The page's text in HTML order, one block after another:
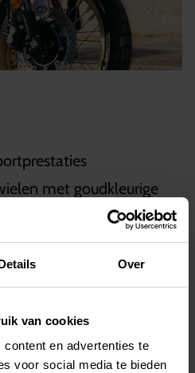
Over
van cookies
en advertenties te
voor social media te bieden
met goudkleurige
grootse prestaties
op uitlaatdemper
11 kW motorblok
voorvork